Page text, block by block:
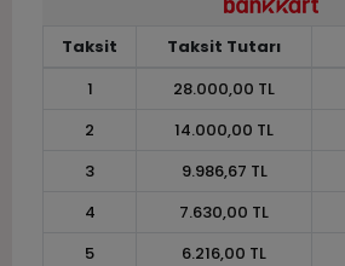
Taksit Taksit Tutarı
1
28.000,00 TL
2
14.000,00 TL
3
9.986,67 TL
4
7.630,00 TL
5
6.216,00 TL